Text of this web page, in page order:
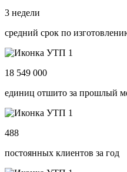
3 недели
средний срок по
18 549 000
единиц отшито за прошлый
488
постоянных клиентов за год